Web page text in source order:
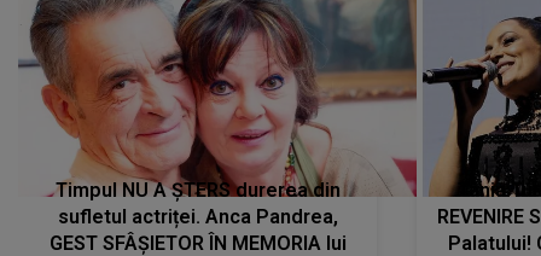
Timpul NU A ȘTERS durerea din
sufletul actriței. Anca Pandrea,
GEST SFÂȘIETOR ÎN MEMORIA lui
Tania
REVENIRE
Palatului!